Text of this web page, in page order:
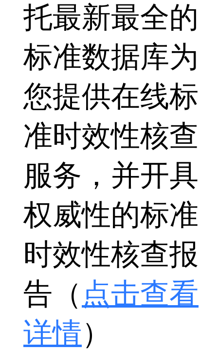
托最新最全的
标准数据库为
您提供在线标
准时效性核查
服务，并开具
权威性的标准
时效性核查报
告（ 点击查看
详情）